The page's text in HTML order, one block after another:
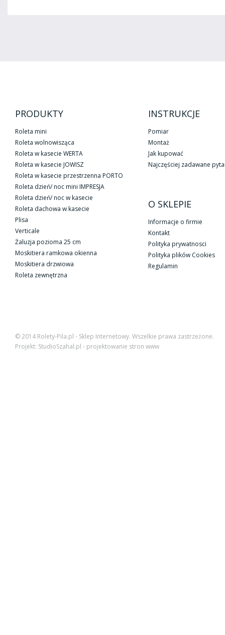
PRODUKTY
Roleta mini
Roleta wolnowisząca
Roleta w kasecie WERTA
Roleta w kasecie JOWISZ
Roleta w kasecie przestrzenna PORTO
Roleta dzień/ noc mini IMPRESJA
Roleta dzień/ noc w kasecie
Roleta dachowa w kasecie
Plisa
Verticale
Żaluzja pozioma 25 cm
Moskitiera ramkowa okienna
Moskitiera drzwiowa
Roleta zewnętrzna
INSTRUKCJE
Pomiar
Montaż
Jak kupować
Najczęściej zadawane
O SKLEPIE
Informacje o firmie
Kontakt
Polityka prywatnosci
Polityka plików Cookies
Regulamin
© 2014 Rolety-Pila.pl - Sklep Internetowy. Wszelkie prawa zastrzeżone.
Projekt: StudioSzahal.pl - projektowanie stron www